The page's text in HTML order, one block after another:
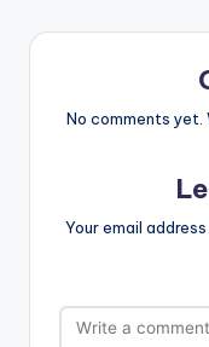
No comments yet.
Your email